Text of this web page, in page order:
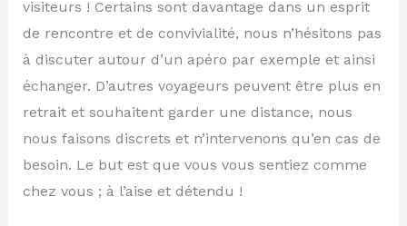
visiteurs ! Certains sont davantage dans un esprit
de rencontre et de convivialité, nous n’hésitons pas
à discuter autour d’un apéro par exemple et ainsi
échanger. D’autres voyageurs peuvent être plus en
retrait et souhaitent garder une distance, nous
nous faisons discrets et n’intervenons qu’en cas de
besoin. Le but est que vous vous sentiez comme
chez vous ; à l’aise et détendu !